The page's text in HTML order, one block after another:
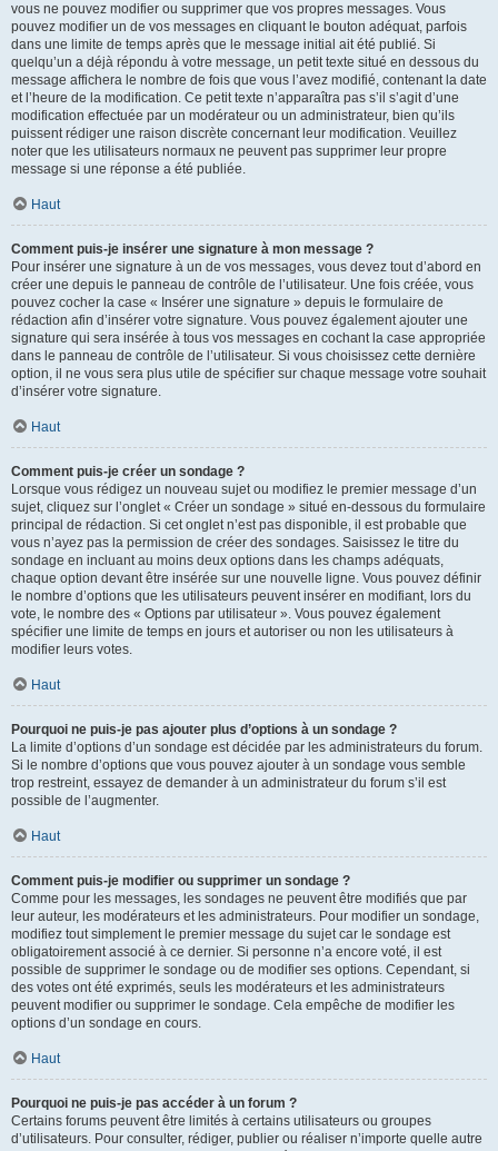
vous ne pouvez modifier ou supprimer que vos propres messages. Vous
pouvez modifier un de vos messages en cliquant le bouton adéquat, parfois
dans une limite de temps après que le message initial ait été publié. Si
quelqu’un a déjà répondu à votre message, un petit texte situé en dessous du
message affichera le nombre de fois que vous l’avez modifié, contenant la date
et l’heure de la modification. Ce petit texte n’apparaîtra pas s’il s’agit d’une
modification effectuée par un modérateur ou un administrateur, bien qu’ils
puissent rédiger une raison discrète concernant leur modification. Veuillez
noter que les utilisateurs normaux ne peuvent pas supprimer leur propre
message si une réponse a été publiée.
Haut
Comment puis-je insérer une signature à mon message ?
Pour insérer une signature à un de vos messages, vous devez tout d’abord en
créer une depuis le panneau de contrôle de l’utilisateur. Une fois créée, vous
pouvez cocher la case « Insérer une signature » depuis le formulaire de
rédaction afin d’insérer votre signature. Vous pouvez également ajouter une
signature qui sera insérée à tous vos messages en cochant la case appropriée
dans le panneau de contrôle de l’utilisateur. Si vous choisissez cette dernière
option, il ne vous sera plus utile de spécifier sur chaque message votre souhait
d’insérer votre signature.
Haut
Comment puis-je créer un sondage ?
Lorsque vous rédigez un nouveau sujet ou modifiez le premier message d’un
sujet, cliquez sur l’onglet « Créer un sondage » situé en-dessous du formulaire
principal de rédaction. Si cet onglet n’est pas disponible, il est probable que
vous n’ayez pas la permission de créer des sondages. Saisissez le titre du
sondage en incluant au moins deux options dans les champs adéquats,
chaque option devant être insérée sur une nouvelle ligne. Vous pouvez définir
le nombre d’options que les utilisateurs peuvent insérer en modifiant, lors du
vote, le nombre des « Options par utilisateur ». Vous pouvez également
spécifier une limite de temps en jours et autoriser ou non les utilisateurs à
modifier leurs votes.
Haut
Pourquoi ne puis-je pas ajouter plus d’options à un sondage ?
La limite d’options d’un sondage est décidée par les administrateurs du forum.
Si le nombre d’options que vous pouvez ajouter à un sondage vous semble
trop restreint, essayez de demander à un administrateur du forum s’il est
possible de l’augmenter.
Haut
Comment puis-je modifier ou supprimer un sondage ?
Comme pour les messages, les sondages ne peuvent être modifiés que par
leur auteur, les modérateurs et les administrateurs. Pour modifier un sondage,
modifiez tout simplement le premier message du sujet car le sondage est
obligatoirement associé à ce dernier. Si personne n’a encore voté, il est
possible de supprimer le sondage ou de modifier ses options. Cependant, si
des votes ont été exprimés, seuls les modérateurs et les administrateurs
peuvent modifier ou supprimer le sondage. Cela empêche de modifier les
options d’un sondage en cours.
Haut
Pourquoi ne puis-je pas accéder à un forum ?
Certains forums peuvent être limités à certains utilisateurs ou groupes
d’utilisateurs. Pour consulter, rédiger, publier ou réaliser n’importe quelle autre